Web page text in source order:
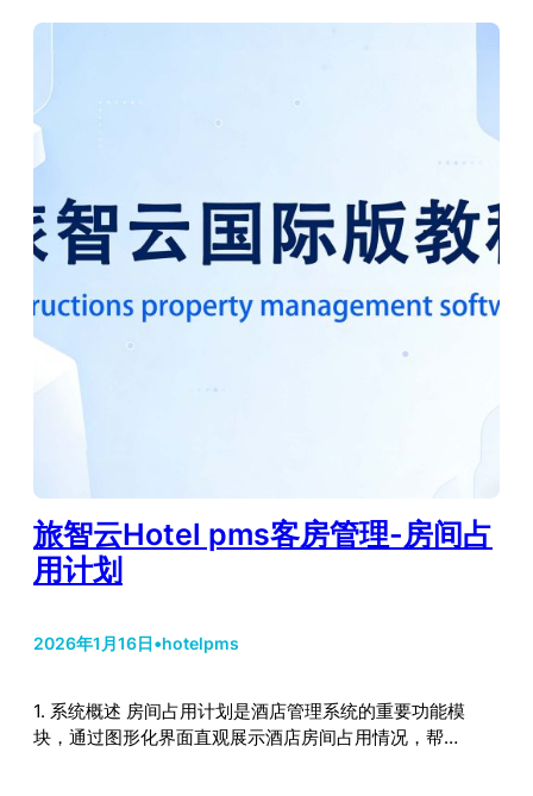
旅智云Hotel pms客房管理-房间占
用计划
2026年1月16日•hotelpms
1. 系统概述 房间占用计划是酒店管理系统的重要功能模
块，通过图形化界面直观展示酒店房间占用情况，帮…